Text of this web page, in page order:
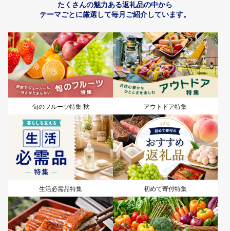
たくさんの魅力ある返礼品の中から
テーマごとに厳選して毎月ご紹介しています。
旬のフルーツ特集 秋 アウトドア特集
生活必需品特集 初めて寄付特集